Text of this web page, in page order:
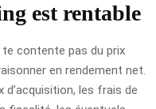
est rentable
contente pas du prix
en rendement net.
les frais de